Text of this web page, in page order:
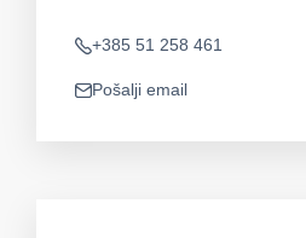
Telefon
+385 51 258 461
app.mail
Pošalji email